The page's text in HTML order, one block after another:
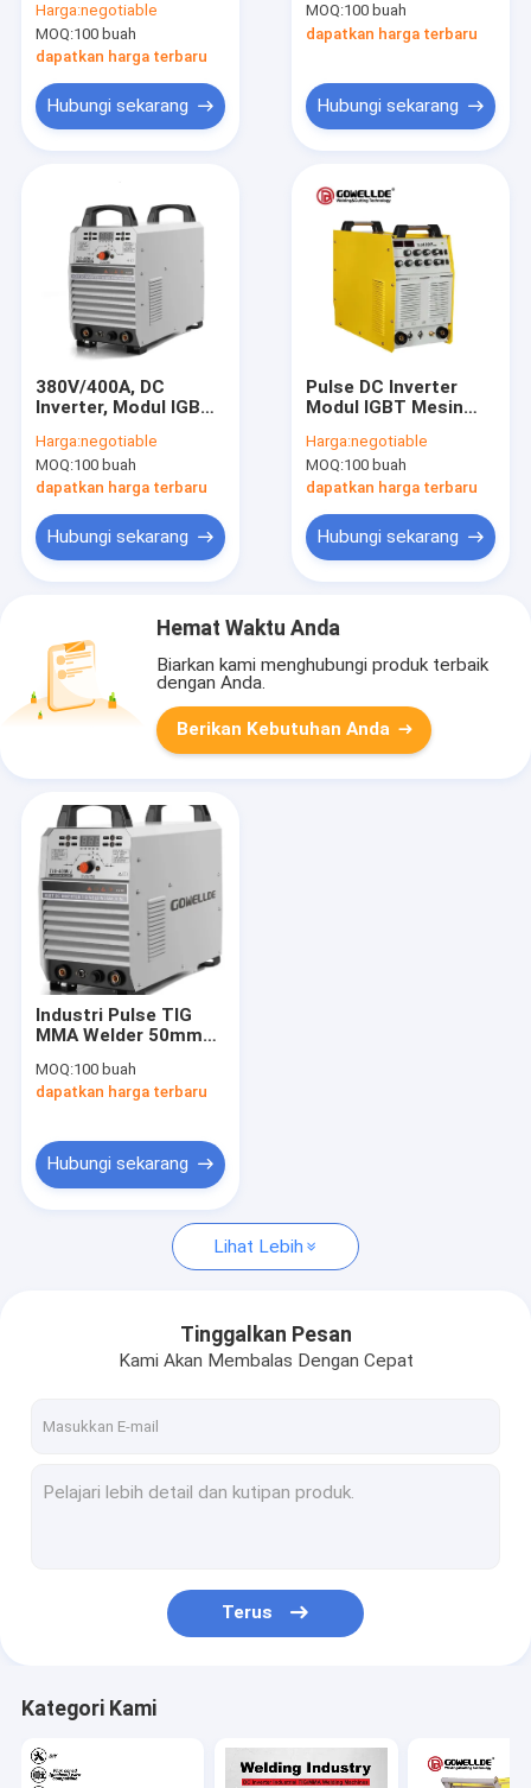
Produk
Siklus Tugas Tinggi
Harga:negotiable
MOQ:100 buah
dapatkan harga terbaru
Hubungi sekarang
di Rumah Tukang Las
MOQ:100 buah
dapatkan harga terbaru
Hubungi sekarang
380V/400A, DC
Inverter, Modul IGBT
TIG/Peralatan
Tukang Las dengan
Fungsi MMA
Harga:negotiable
MOQ:100 buah
dapatkan harga terbaru
Hubungi sekarang
Pulse DC Inverter
Modul IGBT Mesin
Las/Peralatan
Tukang Las dengan
Fungsi MMA
Harga:negotiable
MOQ:100 buah
dapatkan harga terbaru
Hubungi sekarang
Hemat Waktu Anda
Biarkan kami menghubungi produk terbaik
dengan Anda.
Berikan Kebutuhan Anda
Industri Pulse TIG
MMA Welder 50mm2
Welding Machine
MOQ:100 buah
dapatkan harga terbaru
Hubungi sekarang
Lihat Lebih
Tinggalkan Pesan
Kami Akan Membalas Dengan Cepat
Terus
Kategori Kami